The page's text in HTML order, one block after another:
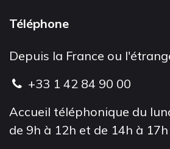
Téléphone
Depuis la France ou
+33 1 42 84 90 00
Accueil téléphonique du
de 9h à 12h et de 14h à